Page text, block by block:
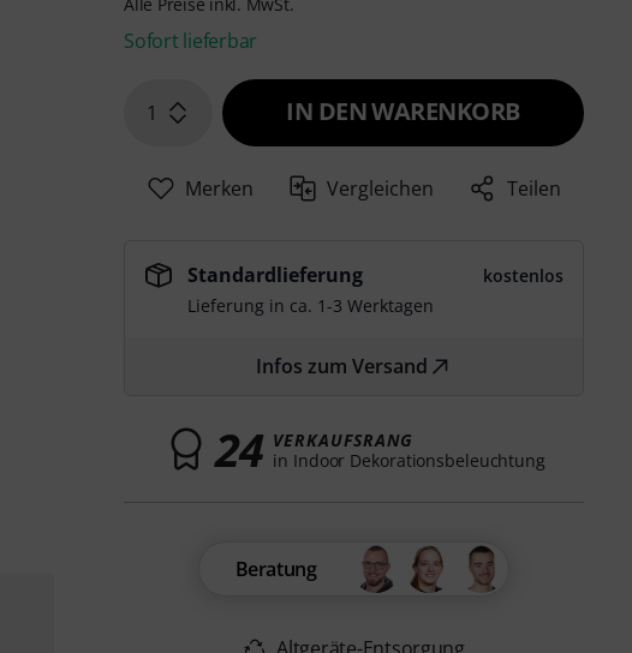
Sofort lieferbar
1 IN DEN WARENKORB
Merken Vergleichen Teilen
Standardlieferung
kostenlos
Lieferung in ca. 1-3 Werktagen
Infos zum Versand
24 VERKAUFSRANG
in Indoor Dekorationsbeleuchtung
Beratung